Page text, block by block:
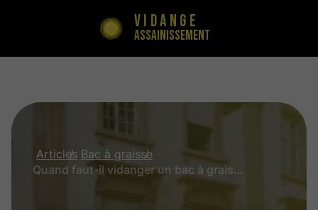
Vidange
Assainissement
Articles Bac à graisse
Quand faut-il vidanger un bac à graisse ?